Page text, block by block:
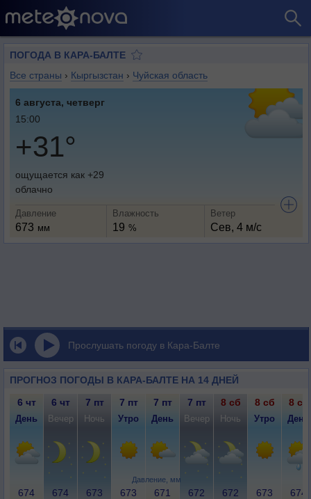
ПОГОДА В КАРА-БАЛТЕ
Все страны › Кыргызстан › Чуйская область
6 августа, четверг
15:00
+31°
ощущается как +29
облачно
Давление
673 мм
Влажность
19 %
Ветер
Сев, 4 м/с
Прослушать погоду в Кара-Балте
ПРОГНОЗ ПОГОДЫ В КАРА-БАЛТЕ НА 14 ДНЕЙ
Давление, мм
6 чт 6 чт 7 пт 7 пт 7 пт 7 пт 8 сб 8 сб 8 сб
День Вечер Ночь Утро День Вечер Ночь Утро День
674 674 673 673 671 672 672 673 674